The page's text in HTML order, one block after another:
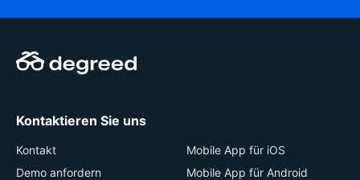
Kontaktieren Sie uns
Kontakt
Demo anfordern
Mobile App für iOS
Mobile App für Android